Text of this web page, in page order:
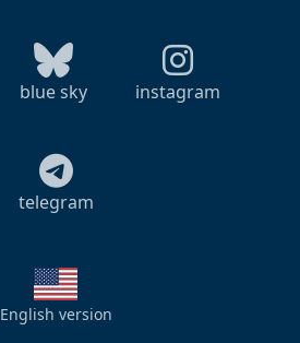
blue sky instagram
telegram
English version